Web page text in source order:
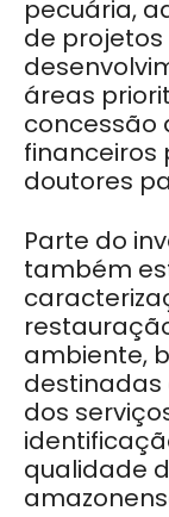
pecuária,
de projetos
áreas
concessão
financeiros
doutores
Parte do
também
ambiente,
dos
qualidade